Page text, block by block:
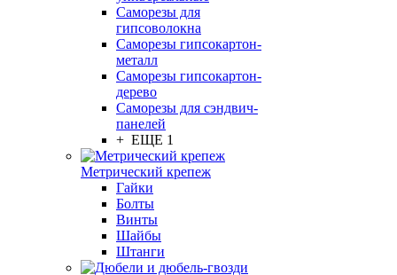
Саморезы для
гипсоволокна
Саморезы гипсокартон-
металл
Саморезы гипсокартон-
дерево
Саморезы для сэндвич-
панелей
+ ЕЩЕ 1
Метрический крепеж
Гайки
Болты
Винты
Шайбы
Штанги